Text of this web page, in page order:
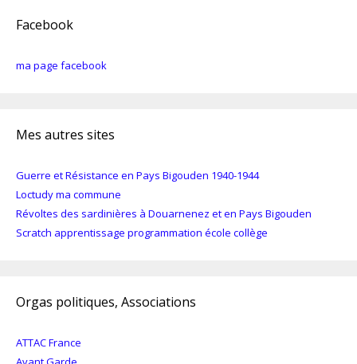
Facebook
ma page facebook
Mes autres sites
Guerre et Résistance en Pays Bigouden 1940-1944
Loctudy ma commune
Révoltes des sardinières à Douarnenez et en Pays Bigouden
Scratch apprentissage programmation école collège
Orgas politiques, Associations
ATTAC France